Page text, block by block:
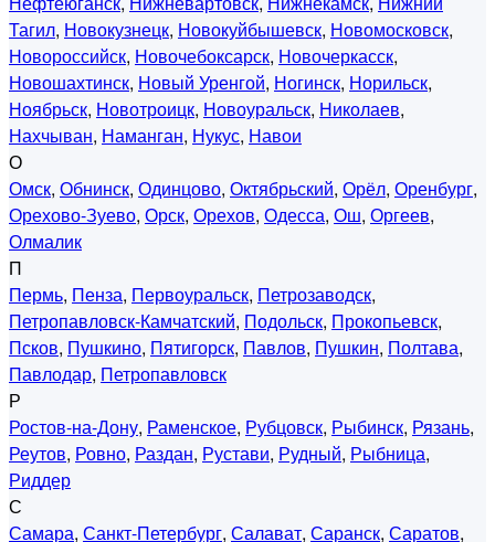
Тагил, Новокузнецк, Новокуйбышевск, Новомосковск,
Новороссийск, Новочебоксарск, Новочеркасск,
Новошахтинск, Новый Уренгой, Ногинск, Норильск,
Ноябрьск, Новотроицк, Новоуральск, Николаев,
Нахчыван, Наманган, Нукус, Навои
О
Омск, Обнинск, Одинцово, Октябрьский, Орёл, Оренбург,
Орехово-Зуево, Орск, Орехов, Одесса, Ош, Оргеев,
Олмалик
П
Пермь, Пенза, Первоуральск, Петрозаводск,
Петропавловск-Камчатский, Подольск, Прокопьевск,
Псков, Пушкино, Пятигорск, Павлов, Пушкин, Полтава,
Павлодар, Петропавловск
Р
Ростов-на-Дону, Раменское, Рубцовск, Рыбинск, Рязань,
Реутов, Ровно, Раздан, Рустави, Рудный, Рыбница,
Риддер
С
Самара, Санкт-Петербург, Салават, Саранск, Саратов,